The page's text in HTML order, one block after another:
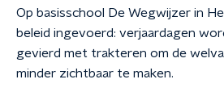
Op basisschool De Wegwijzer in
beleid ingevoerd: verjaardagen
gevierd met trakteren om de
minder zichtbaar te maken.